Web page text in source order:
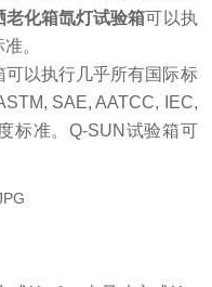
老化箱氙灯试验箱可以执
。
以执行几乎所有国际标
SAE, AATCC, IEC,
标准。Q-SUN试验箱可